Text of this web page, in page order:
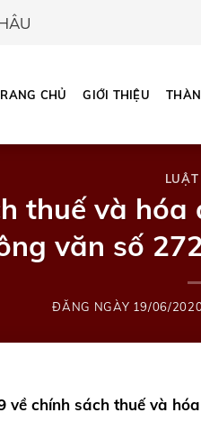
CHỦ GIỚI THIỆU
thuế và
văn số
ĐĂNG NGÀY 19/06/
về chính sách thuế và